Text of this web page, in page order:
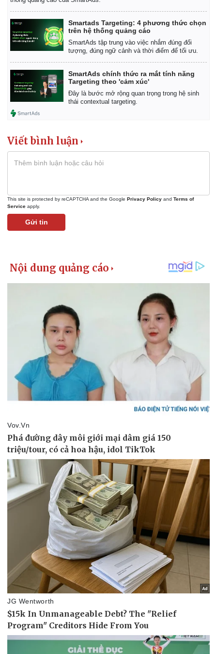
Bất động sản
Khởi nghiệp
Thị trường
Giá vàng
Tỷ giá
Chứng khoán
Giá cà phê
Smartads Targeting: 4 phương thức chọn
trên hệ thống quảng cáo
SmartAds tập trung vào việc nhắm đúng đối
tượng, đúng ngữ cảnh và thời điểm để tối ưu.
SmartAds chính thức ra mắt tính năng
Targeting theo 'cảm xúc'
Đây là bước mở rộng quan trọng trong hệ sinh
thái contextual targeting.
Viết bình luận
This site is protected by reCAPTCHA and the Google Privacy Policy and Terms of
Service apply.
Gửi tin